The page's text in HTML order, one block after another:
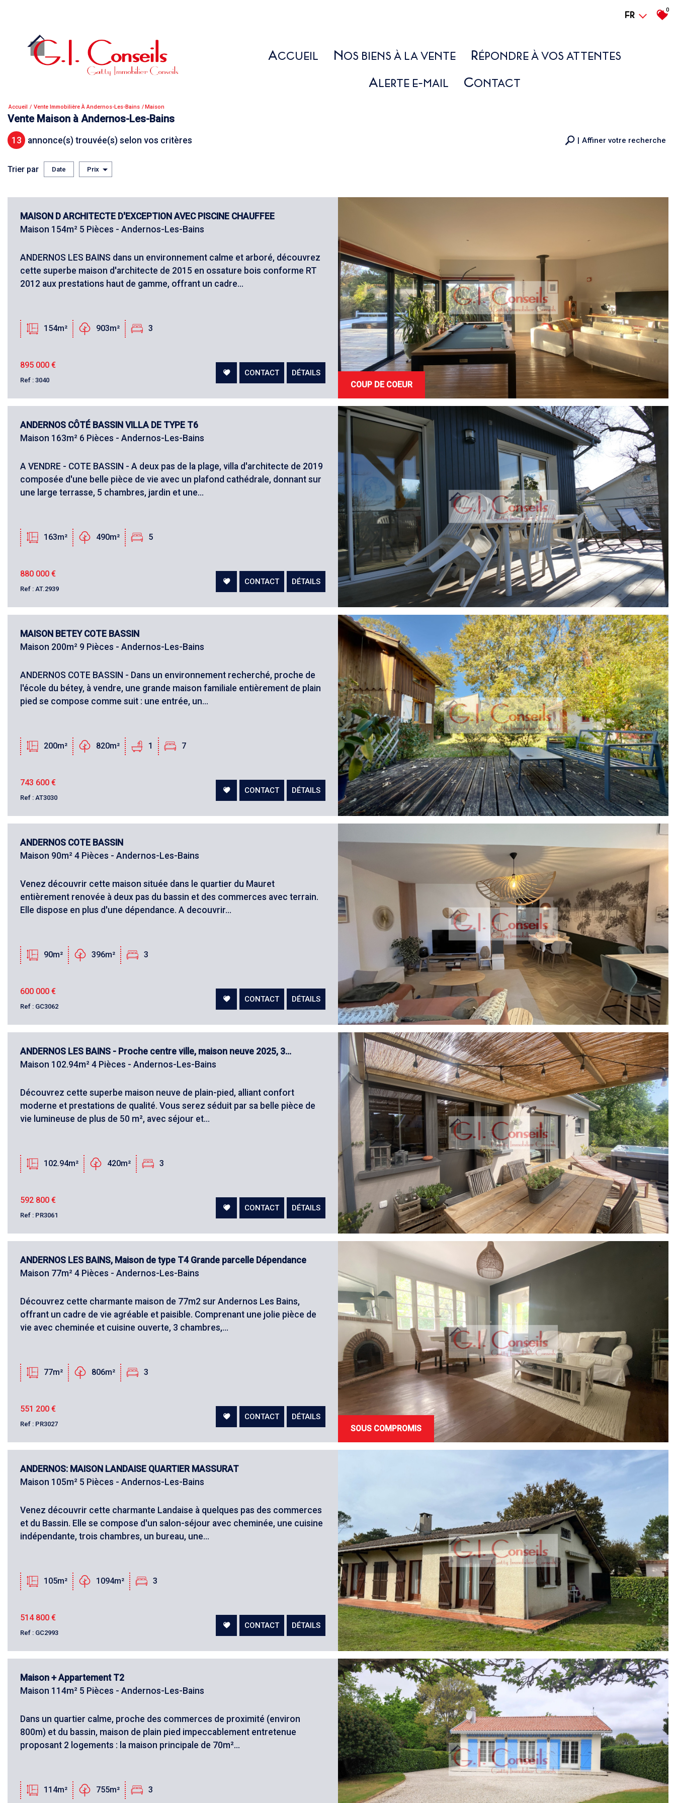
FR
0
ACCUEIL NOS BIENS À LA VENTE
MAISONS / VILLAS
RÉPONDRE À VOS ATTENTES
ALERTE E-MAIL CONTACT
Accueil Vente Immobilière À Andernos-Les-Bains Maison
Vente Maison à Andernos-Les-Bains
13 annonce(s) trouvée(s) selon vos critères Affiner votre recherche
Critères supplémentaires
Trier par Date Prix
COUP DE COEUR
MAISON D ARCHITECTE D'EXCEPTION AVEC PISCINE CHAUFFEE
Maison 154m² 5 Pièces - Andernos-Les-Bains
ANDERNOS LES BAINS dans un environnement calme et arboré, découvrez
cette superbe maison d'architecte de 2015 en ossature bois conforme RT
2012 aux prestations haut de gamme, offrant un cadre...
154m² 903m² 3
895 000 €
Ref : 3040
CONTACT DÉTAILS
ANDERNOS CÔTÉ BASSIN VILLA DE TYPE T6
Maison 163m² 6 Pièces - Andernos-Les-Bains
A VENDRE - COTE BASSIN - A deux pas de la plage, villa d'architecte de 2019
composée d'une belle pièce de vie avec un plafond cathédrale, donnant sur
une large terrasse, 5 chambres, jardin et une...
163m² 490m² 5
880 000 €
Ref : AT.2939
CONTACT DÉTAILS
MAISON BETEY COTE BASSIN
Maison 200m² 9 Pièces - Andernos-Les-Bains
ANDERNOS COTE BASSIN - Dans un environnement recherché, proche de
l'école du bétey, à vendre, une grande maison familiale entièrement de plain
pied se compose comme suit : une entrée, un...
200m² 820m² 1 7
743 600 €
Ref : AT3030
CONTACT DÉTAILS
ANDERNOS COTE BASSIN
Maison 90m² 4 Pièces - Andernos-Les-Bains
Venez découvrir cette maison située dans le quartier du Mauret
entièrement renovée à deux pas du bassin et des commerces avec terrain.
Elle dispose en plus d'une dépendance. A decouvrir...
90m² 396m² 3
600 000 €
Ref : GC3062
CONTACT DÉTAILS
ANDERNOS LES BAINS - Proche centre ville, maison neuve 2025, 3...
Maison 102.94m² 4 Pièces - Andernos-Les-Bains
Découvrez cette superbe maison neuve de plain-pied, alliant confort
moderne et prestations de qualité. Vous serez séduit par sa belle pièce de
vie lumineuse de plus de 50 m², avec séjour et...
102.94m² 420m² 3
592 800 €
Ref : PR3061
CONTACT DÉTAILS
SOUS COMPROMIS
ANDERNOS LES BAINS, Maison de type T4 Grande parcelle Dépendance
Maison 77m² 4 Pièces - Andernos-Les-Bains
Découvrez cette charmante maison de 77m2 sur Andernos Les Bains,
offrant un cadre de vie agréable et paisible. Comprenant une jolie pièce de
vie avec cheminée et cuisine ouverte, 3 chambres,...
77m² 806m² 3
551 200 €
Ref : PR3027
CONTACT DÉTAILS
ANDERNOS: MAISON LANDAISE QUARTIER MASSURAT
Maison 105m² 5 Pièces - Andernos-Les-Bains
Venez découvrir cette charmante Landaise à quelques pas des commerces
et du Bassin. Elle se compose d'un salon-séjour avec cheminée, une cuisine
indépendante, trois chambres, un bureau, une...
105m² 1094m² 3
514 800 €
Ref : GC2993
CONTACT DÉTAILS
Maison + Appartement T2
Maison 114m² 5 Pièces - Andernos-Les-Bains
Dans un quartier calme, proche des commerces de proximité (environ
800m) et du bassin, maison de plain pied impeccablement entretenue
proposant 2 logements : la maison principale de 70m²...
114m² 755m² 3